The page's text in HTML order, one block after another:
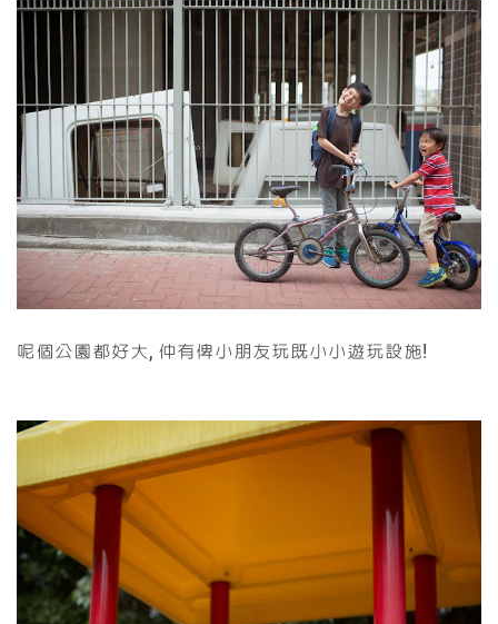
呢個公園都好大, 仲有俾小朋友玩既小小遊玩設施!